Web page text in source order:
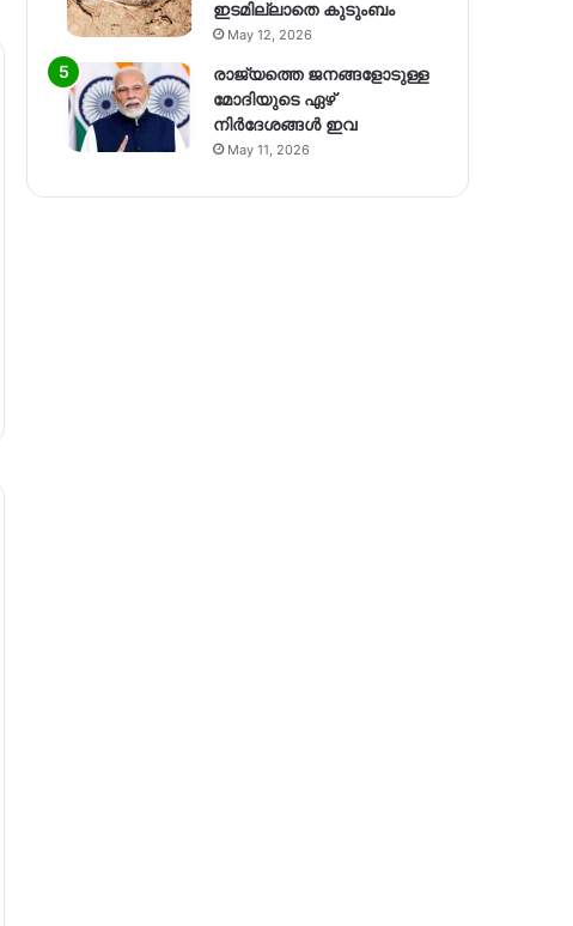
ഇടമില്ലാതെ കുടുംബം
May 12, 2026
രാജ്യത്തെ ജനങ്ങളോടുള്ള
മോദിയുടെ ഏഴ്
നിര്‍ദേശങ്ങള്‍ ഇവ
May 11, 2026